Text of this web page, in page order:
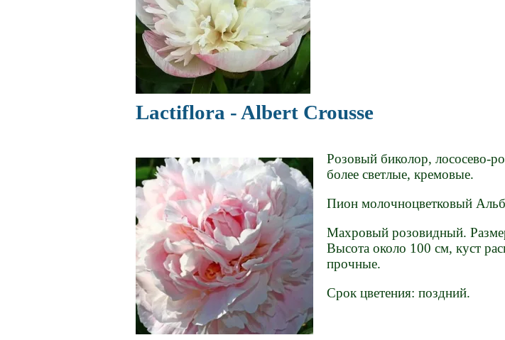
Lactiflora - Albert Crousse
Розовый биколор, лососево-
более светлые, кремовые.
Пион молочноцветковый
Махровый розовидный.
Высота около 100 см, куст
прочные.
Срок цветения: поздний.